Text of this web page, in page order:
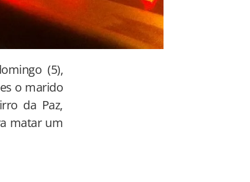
(5),
o marido
da Paz,
matar um